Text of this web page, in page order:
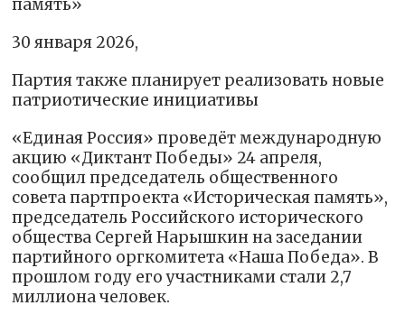
память»
30 января 2026,
Партия также планирует реализовать новые
патриотические инициативы
«Единая Россия» проведёт международную
акцию «Диктант Победы» 24 апреля,
сообщил председатель общественного
совета партпроекта «Историческая память»,
председатель Российского исторического
общества Сергей Нарышкин на заседании
партийного оргкомитета «Наша Победа». В
прошлом году его участниками стали 2,7
миллиона человек.